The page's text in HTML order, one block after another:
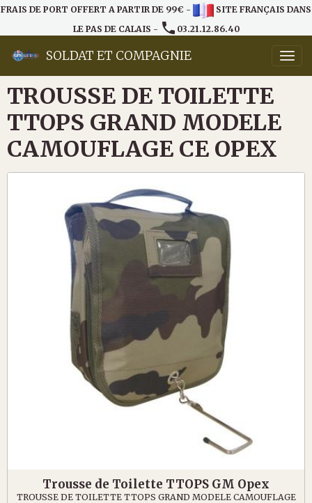
FRAIS DE PORT OFFERT A PARTIR DE 99€ -
SITE FRANÇAIS DANS
LE PAS DE CALAIS -
03.21.12.86.40
SOLDAT ET COMPAGNIE
TROUSSE DE TOILETTE
TTOPS GRAND MODELE
CAMOUFLAGE CE OPEX
Trousse de Toilette TTOPS GM Opex
TROUSSE DE TOILETTE TTOPS GRAND MODELE CAMOUFLAGE